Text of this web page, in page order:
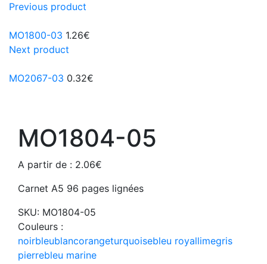
Previous product
MO1800-03 1.26€
Next product
MO2067-03 0.32€
MO1804-05
A partir de : 2.06€
Carnet A5 96 pages lignées
SKU: MO1804-05
Couleurs :
noirbleublancorangeturquoisebleu royallimegris
pierrebleu marine